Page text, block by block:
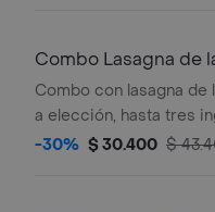
Combo Lasagna de
Combo con lasagna de
a elección, hasta tres
adicionales, pan de ajo
-30% $ 30.400 $